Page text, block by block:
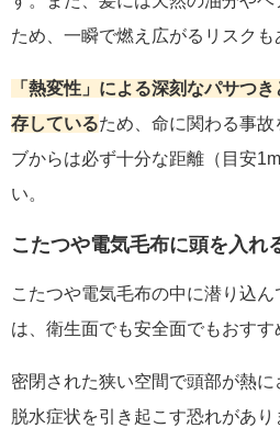
ため、一瞬で燃え広がるリスクも
「熱変性」による深刻なパサつ
存しているため、命に関わる事
ブからは必ず十分な距離（目安
い。
こたつや電気毛布に頭を入れ
こたつや電気毛布の中に潜り込
は、衛生面でも安全面でもおすす
密閉された狭い空間で頭部が熱
脱水症状を引き起こす恐れがあ